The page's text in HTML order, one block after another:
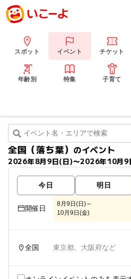
スポット イベント チケット
年齢別 特集 子育て
全国（落ち葉）のイベント
2026年8月9日(日)〜2026年10月9
今日 明日
開催日
8月9日(日)～
10月9日(金)
全国 東京都、大阪府など